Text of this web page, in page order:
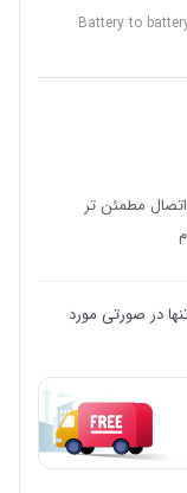
Battery to
مطمئن تر
در صورتی مورد